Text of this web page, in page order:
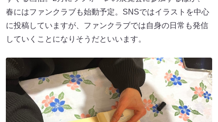
春にはファンクラブも始動予定。SNSではイラストを中心
に投稿していますが、ファンクラブでは自身の日常も発信
していくことになりそうだといいます。